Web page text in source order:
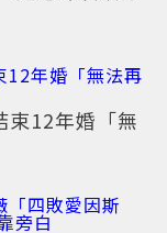
束12年婚「無